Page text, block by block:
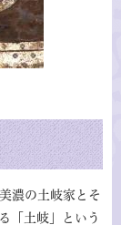
濃の土岐家とそ
「土岐」という